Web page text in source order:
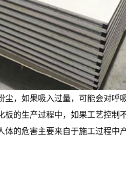
，如果吸入过量，可能会对
的生产过程中，如果工艺控
的危害主要来自于施工过程